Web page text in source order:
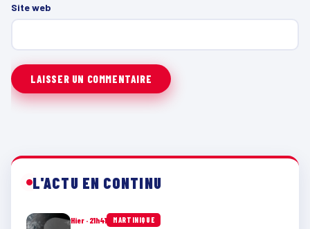
Site web
L'ACTU EN CONTINU
Hier · 21h41 MARTINIQUE